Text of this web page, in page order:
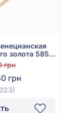
золота 585°
арт. 1000023
грн
грн